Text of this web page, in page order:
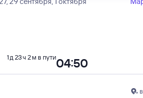
04:50
1 д 23 ч 2 м в пути